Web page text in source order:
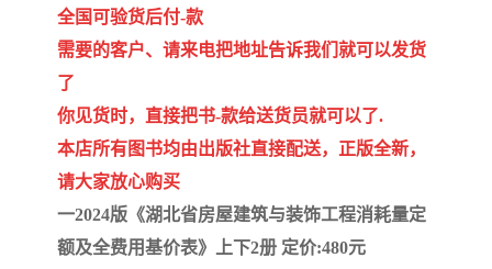
全国可验货后付-款
需要的客户、请来电把地址告诉我们就可以发货
了
你见货时，直接把书-款给送货员就可以了.
本店所有图书均由出版社直接配送，正版全新，
请大家放心购买
一2024版《湖北省房屋建筑与装饰工程消耗量定
额及全费用基价表》上下2册 定价:480元
陕西建设工程消耗量定额 新疆建设工程预算定额
贵州水利水电定额
青海省建筑工程消耗量定 西藏建筑工程计价定额
20kv及以下配电网工程定 地质灾害治理工程质量检
验评定标准
广西建筑安装工程预算定 内河沿海港口疏浚定额